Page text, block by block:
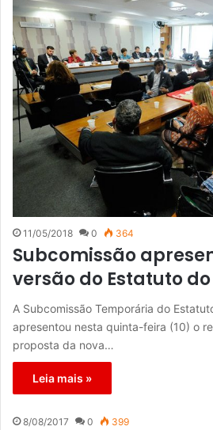
11/05/2018 0 364
Subcomissão
versão do Estatuto
A Subcomissão Temporária do
apresentou nesta quinta-feira (10) o
proposta da nova…
Leia mais »
8/08/2017 0 399